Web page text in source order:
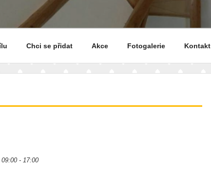
Chci se přidat Akce Fotogalerie Kontakt
09:00 - 17:00